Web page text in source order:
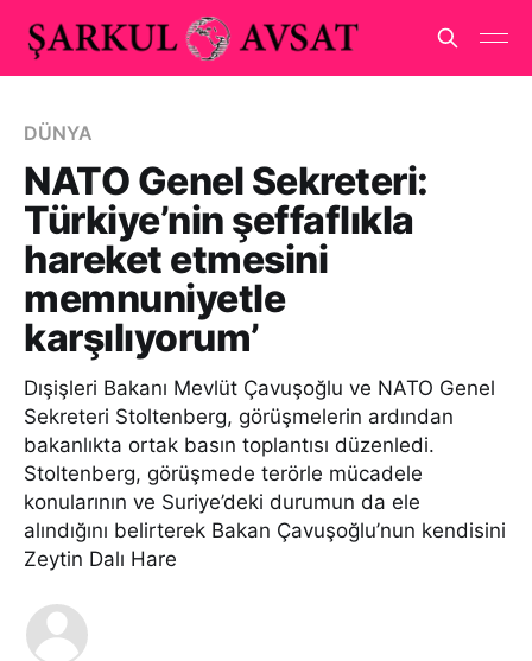
DÜNYA
NATO Genel Sekreteri:
Türkiye’nin şeffaflıkla
hareket etmesini
memnuniyetle
karşılıyorum’
Dışişleri Bakanı Mevlüt Çavuşoğlu ve NATO Genel
Sekreteri Stoltenberg, görüşmelerin ardından
bakanlıkta ortak basın toplantısı düzenledi.
Stoltenberg, görüşmede terörle mücadele
konularının ve Suriye’deki durumun da ele
alındığını belirterek Bakan Çavuşoğlu’nun kendisini
Zeytin Dalı Hare